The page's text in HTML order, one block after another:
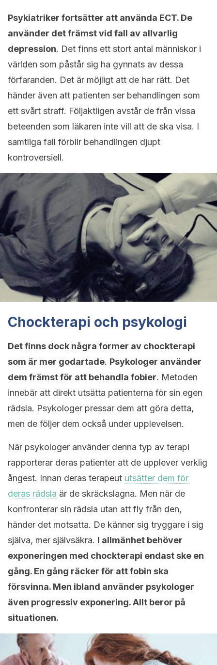
Psykiatriker fortsätter att använda ECT. De
använder det främst vid fall av allvarlig
depression. Det finns ett stort antal människor i
världen som påstår sig ha gynnats av dessa
förfaranden. Det är möjligt att de har rätt. Det
händer även att patienten ser behandlingen som
ett svårt straff. Följaktligen avstår de från vissa
beteenden som läkaren inte vill att de ska visa. I
samtliga fall förblir behandlingen djupt
kontroversiell.
Chockterapi och psykologi
Det finns dock några former av chockterapi
som är mer godartade. Psykologer använder
dem främst för att behandla fobier. Metoden
innebär att direkt utsätta patienterna för sin egen
rädsla. Psykologer pressar dem att göra detta,
men de följer dem också under upplevelsen.
När psykologer använder denna typ av terapi
rapporterar deras patienter att de upplever verklig
ångest. Innan deras terapeut utsätter dem för
deras rädsla är de skräckslagna. Men när de
konfronterar sin rädsla utan att fly från den,
händer det motsatta. De känner sig tryggare i sig
själva, mer självsäkra. I allmänhet behöver
exponeringen med chockterapi endast ske en
gång. En gång räcker för att fobin ska
försvinna. Men ibland använder psykologer
även progressiv exponering. Allt beror på
situationen.